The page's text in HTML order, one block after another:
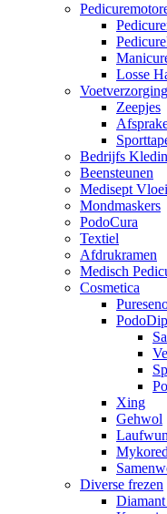
Losse
Voetverzorging
Zeepjes
Bedrijfs
Beensteunen
Medisept
Mondmaskers
PodoCura
Textiel
Afdrukramen
Medisch
Cosmetica
PodoDip
Xing
Gehwol
Mykored
Diverse frezen
Diamant